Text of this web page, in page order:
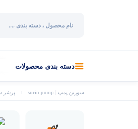
دسته بندی محصولات
سورین پمپ | surin pump پرشر